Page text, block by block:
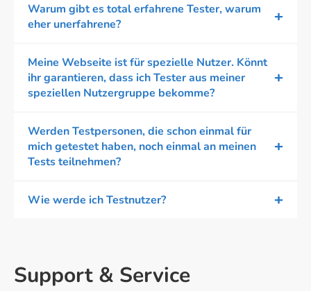
Warum gibt es total erfahrene Tester, warum
eher unerfahrene?
Meine Webseite ist für spezielle Nutzer. Könnt
ihr garantieren, dass ich Tester aus meiner
speziellen Nutzergruppe bekomme?
Werden Testpersonen, die schon einmal für
mich getestet haben, noch einmal an meinen
Tests teilnehmen?
Wie werde ich Testnutzer?
Support & Service